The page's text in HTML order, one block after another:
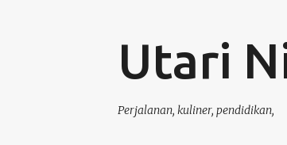
Utari
Perjalanan, kuliner, pendidikan,